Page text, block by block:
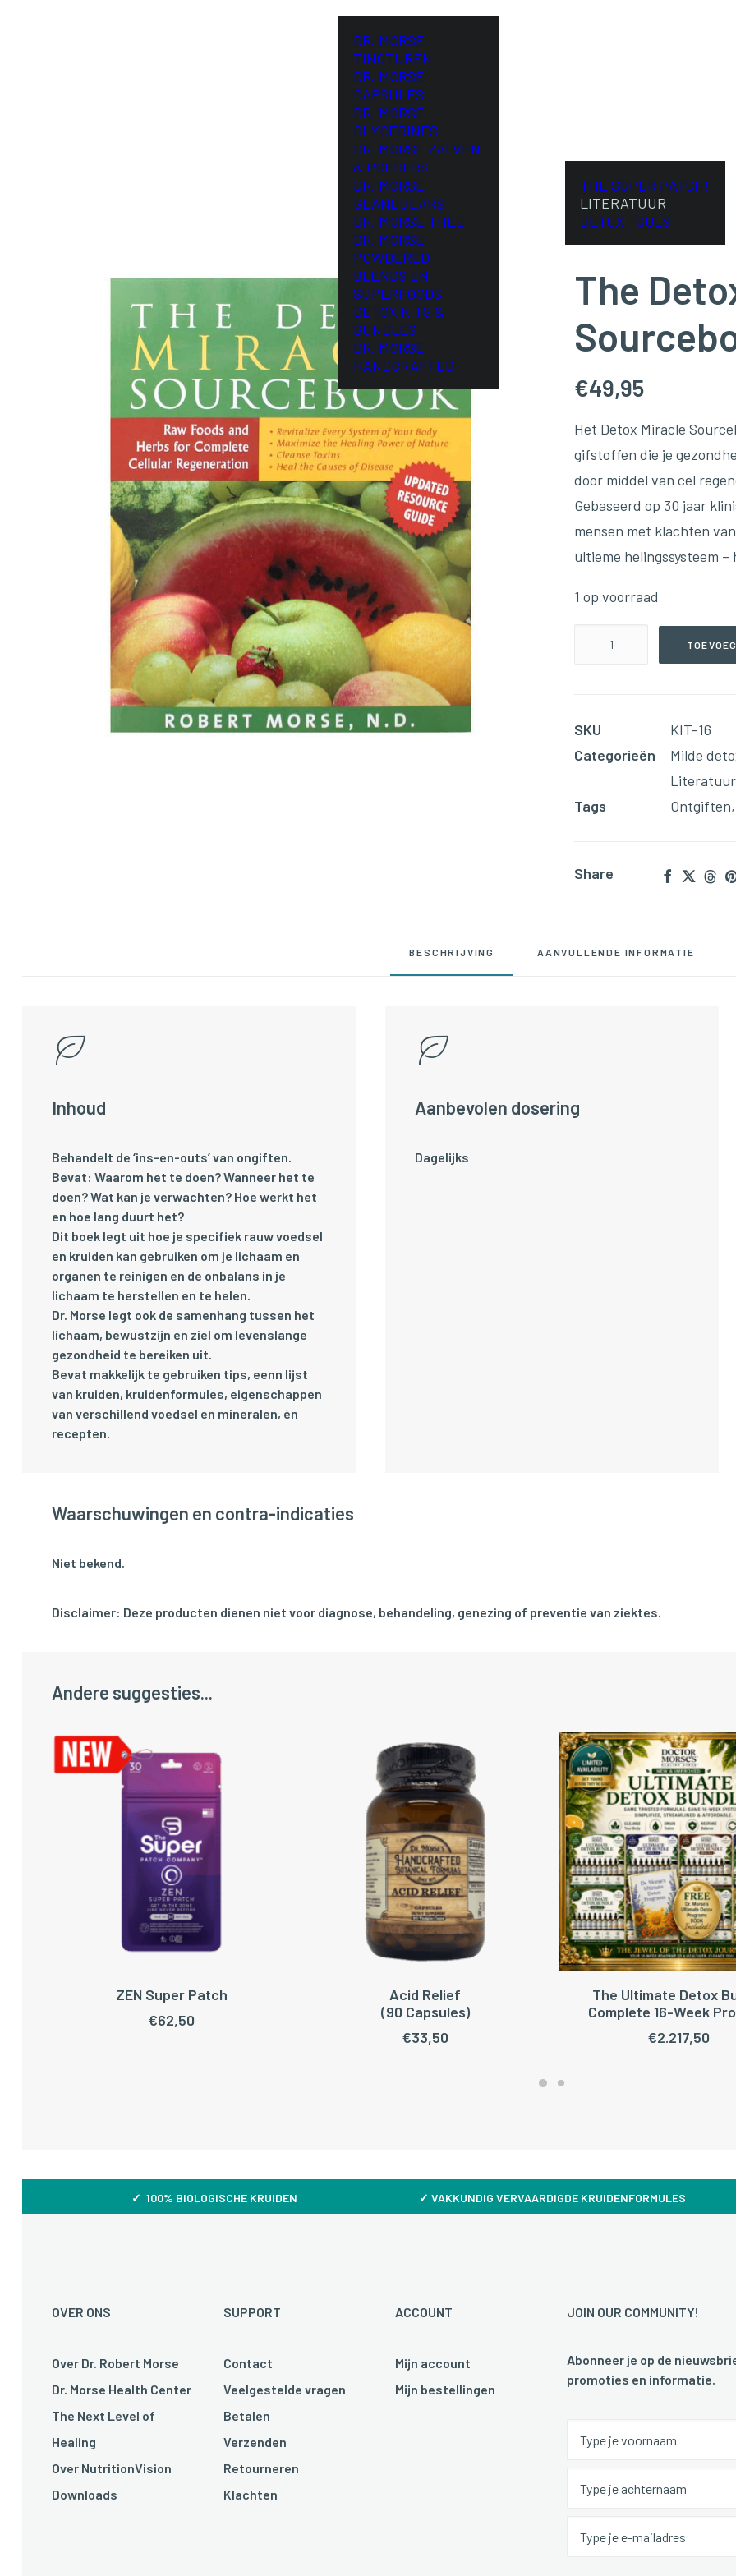
DR. MORSE
TINCTUREN
DR. MORSE
CAPSULES
DR. MORSE
GLYCERINES
DR. MORSE ZALVEN
& POEDERS
DR. MORSE
GLANDULARS
DR. MORSE THEE
DR. MORSE
POWDERED
BLENDS EN
SUPERFOODS
DETOX KITS &
BUNDLES
DR. MORSE
HANDCRAFTED
THE SUPER PATCH!
LITERATUUR
DETOX TOOLS
The
€49,95
Het Detox Miracle
gifstoffen die je
door middel van cel
Gebaseerd op 30 jaar
mensen met klachten
ultieme helingssysteem
1 op voorraad
aantal
SKU
KIT-16
Categorieën
Milde
Literatuur
Tags
Ontgiften,
Share
BESCHRIJVING AANVULLENDE INFORMATIE
Inhoud
Behandelt de ‘ins-en-outs’ van ongiften.
Bevat: Waarom het te doen? Wanneer het te
doen? Wat kan je verwachten? Hoe werkt het
en hoe lang duurt het?
Dit boek legt uit hoe je specifiek rauw voedsel
en kruiden kan gebruiken om je lichaam en
organen te reinigen en de onbalans in je
lichaam te herstellen en te helen.
Dr. Morse legt ook de samenhang tussen het
lichaam, bewustzijn en ziel om levenslange
gezondheid te bereiken uit.
Bevat makkelijk te gebruiken tips, eenn lijst
van kruiden, kruidenformules, eigenschappen
van verschillend voedsel en mineralen, én
recepten.
Aanbevolen dosering
Dagelijks
Waarschuwingen en contra-indicaties
Niet bekend.
Disclaimer: Deze producten dienen niet voor diagnose, behandeling, genezing of preventie van ziektes.
Andere suggesties...
TOEVOEGEN AAN WINKELWAGEN
ZEN Super Patch
€62,50
TOEVOEGEN AAN WINKELWAGEN
Acid Relief
(90 Capsules)
€33,50
The Ultimate Detox
Complete 16-Week
€2.217,50
✓ 100% BIOLOGISCHE KRUIDEN ✓ VAKKUNDIG VERVAARDIGDE KRUIDENFORMULES
OVER ONS
Over Dr. Robert Morse
Dr. Morse Health Center
The Next Level of
Healing
Over NutritionVision
Downloads
SUPPORT
Contact
Veelgestelde vragen
Betalen
Verzenden
Retourneren
Klachten
ACCOUNT
Mijn account
Mijn bestellingen
JOIN OUR COMMUNITY!
Abonneer je op de
promoties en informatie.